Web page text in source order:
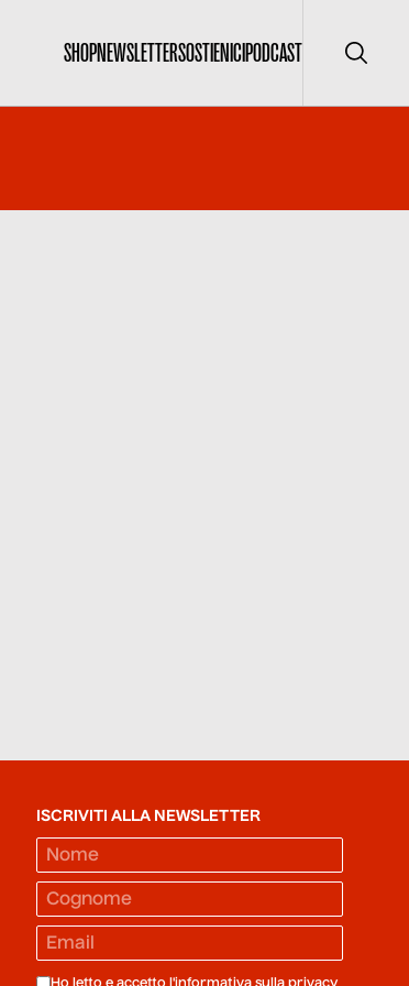
SHOPNEWSLETTERSOSTIENICIPODCAST Cerca
ISCRIVITI ALLA NEWSLETTER